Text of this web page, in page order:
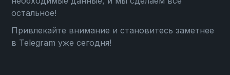
остальное!
Привлекайте внимание и становитесь заметнее
в Telegram уже сегодня!